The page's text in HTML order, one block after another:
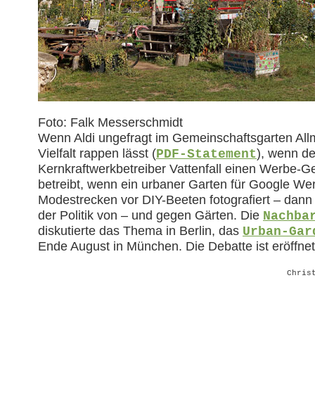
Foto: Falk Messerschmidt
Wenn Aldi ungefragt im Gemeinschaftsgarten
Vielfalt rappen lässt (PDF-Statement), wenn
Kernkraftwerkbetreiber Vattenfall einen Werbe-
betreibt, wenn ein urbaner Garten für Google
Modestrecken vor DIY-Beeten fotografiert –
der Politik von – und gegen Gärten. Die
diskutierte das Thema in Berlin, das Urban-
Ende August in München. Die Debatte ist